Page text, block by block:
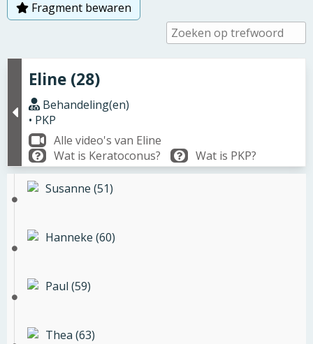
Fragment bewaren
Eline (28)
Behandeling(en)
• PKP
Alle video's van Eline
Wat is Keratoconus?
Wat is PKP?
Susanne (51)
Hanneke (60)
Paul (59)
Thea (63)